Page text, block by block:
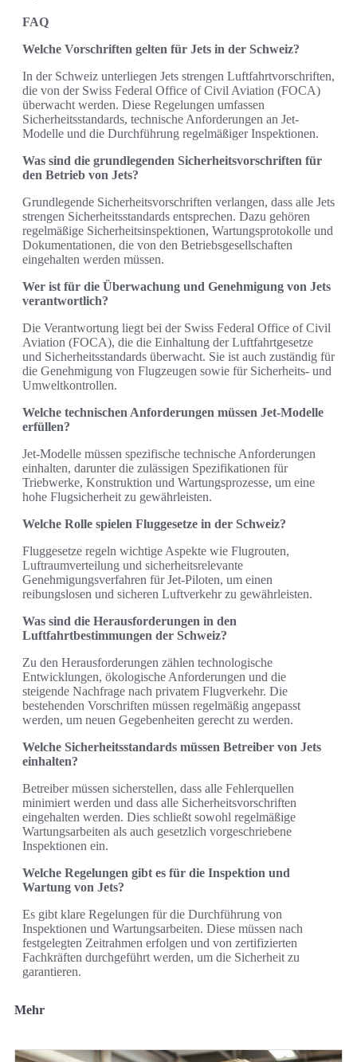
FAQ
Welche Vorschriften gelten für Jets in der Schweiz?
In der Schweiz unterliegen Jets strengen Luftfahrtvorschriften,
die von der Swiss Federal Office of Civil Aviation (FOCA)
überwacht werden. Diese Regelungen umfassen
Sicherheitsstandards, technische Anforderungen an Jet-
Modelle und die Durchführung regelmäßiger Inspektionen.
Was sind die grundlegenden Sicherheitsvorschriften für
den Betrieb von Jets?
Grundlegende Sicherheitsvorschriften verlangen, dass alle Jets
strengen Sicherheitsstandards entsprechen. Dazu gehören
regelmäßige Sicherheitsinspektionen, Wartungsprotokolle und
Dokumentationen, die von den Betriebsgesellschaften
eingehalten werden müssen.
Wer ist für die Überwachung und Genehmigung von Jets
verantwortlich?
Die Verantwortung liegt bei der Swiss Federal Office of Civil
Aviation (FOCA), die die Einhaltung der Luftfahrtgesetze
und Sicherheitsstandards überwacht. Sie ist auch zuständig für
die Genehmigung von Flugzeugen sowie für Sicherheits- und
Umweltkontrollen.
Welche technischen Anforderungen müssen Jet-Modelle
erfüllen?
Jet-Modelle müssen spezifische technische Anforderungen
einhalten, darunter die zulässigen Spezifikationen für
Triebwerke, Konstruktion und Wartungsprozesse, um eine
hohe Flugsicherheit zu gewährleisten.
Welche Rolle spielen Fluggesetze in der Schweiz?
Fluggesetze regeln wichtige Aspekte wie Flugrouten,
Luftraumverteilung und sicherheitsrelevante
Genehmigungsverfahren für Jet-Piloten, um einen
reibungslosen und sicheren Luftverkehr zu gewährleisten.
Was sind die Herausforderungen in den
Luftfahrtbestimmungen der Schweiz?
Zu den Herausforderungen zählen technologische
Entwicklungen, ökologische Anforderungen und die
steigende Nachfrage nach privatem Flugverkehr. Die
bestehenden Vorschriften müssen regelmäßig angepasst
werden, um neuen Gegebenheiten gerecht zu werden.
Welche Sicherheitsstandards müssen Betreiber von Jets
einhalten?
Betreiber müssen sicherstellen, dass alle Fehlerquellen
minimiert werden und dass alle Sicherheitsvorschriften
eingehalten werden. Dies schließt sowohl regelmäßige
Wartungsarbeiten als auch gesetzlich vorgeschriebene
Inspektionen ein.
Welche Regelungen gibt es für die Inspektion und
Wartung von Jets?
Es gibt klare Regelungen für die Durchführung von
Inspektionen und Wartungsarbeiten. Diese müssen nach
festgelegten Zeitrahmen erfolgen und von zertifizierten
Fachkräften durchgeführt werden, um die Sicherheit zu
garantieren.
Mehr